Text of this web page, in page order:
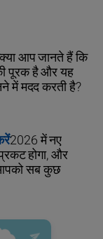
क्या आप जानते हैं कि
की पूरक है और यह
में मदद करती है?
2026 में नए
होगा, और
आपको सब कुछ